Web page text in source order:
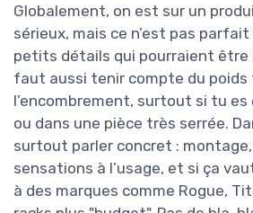
Globalement, on est sur un
sérieux, mais ce n’est pas parfait
petits détails qui pourraient être
faut aussi tenir compte du
l’encombrement, surtout si tu
ou dans une pièce très serrée.
surtout parler concret :
sensations à l’usage, et si ça
à des marques comme Rogue,